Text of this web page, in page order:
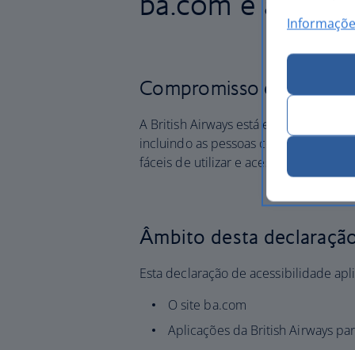
Compromisso com a
A British Airways está empenhada
incluindo as pessoas com
fáceis de utilizar e acessíveis em
Âmbito desta
Esta declaração de acessibilidade
O site ba.com
Aplicações da British Airways